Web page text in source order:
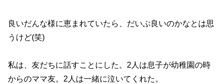
良いだんな様に恵まれていたら、だいぶ良いのかなとは思
うけど(笑)
私は、友だちに話すことにした。2人は息子が幼稚園の時
からのママ友。2人は一緒に泣いてくれた。